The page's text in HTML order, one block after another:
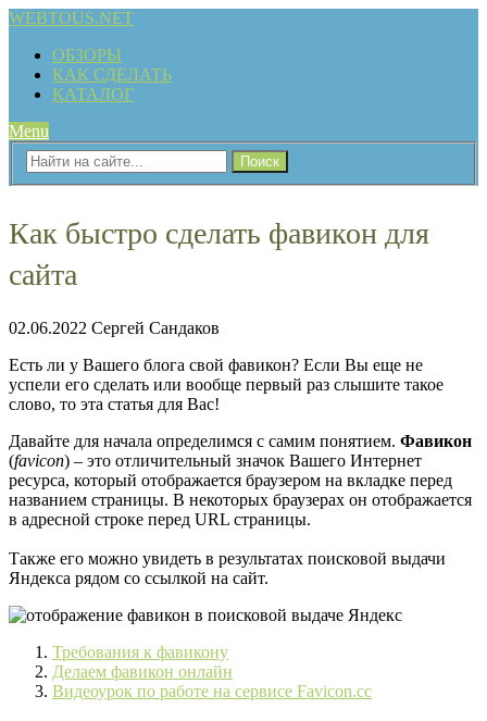
WEBTOUS.NET
ОБЗОРЫ
КАК СДЕЛАТЬ
КАТАЛОГ
Menu
Как быстро сделать фавикон для
сайта
02.06.2022 Сергей Сандаков
Есть ли у Вашего блога свой фавикон? Если Вы еще не
успели его сделать или вообще первый раз слышите такое
слово, то эта статья для Вас!
Давайте для начала определимся с самим понятием. Фавикон
(favicon) – это отличительный значок Вашего Интернет
ресурса, который отображается браузером на вкладке перед
названием страницы. В некоторых браузерах он отображается
в адресной строке перед URL страницы.
Также его можно увидеть в результатах поисковой выдачи
Яндекса рядом со ссылкой на сайт.
Требования к фавикону
Делаем фавикон онлайн
Видеоурок по работе на сервисе Favicon.cc